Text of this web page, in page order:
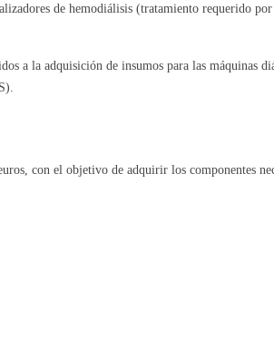
de hemodiálisis (tratamiento requerido por
a la adquisición de insumos para las máquinas
con el objetivo de adquirir los componentes